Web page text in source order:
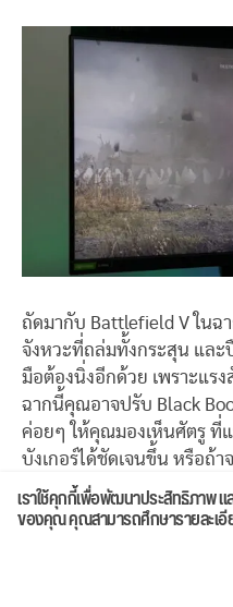
ถัดมากับ Battlefield V ในฉ
จังหวะที่ถล่มทั้งกระสุน และ
มือต้องนิ่งอีกด้วย เพราะแร
ฉากนี้คุณอาจปรับ Black
ค่อยๆ ให้คุณมองเห็นศัตรู ที่
บังเกอร์ได้ชัดเจนขึ้น หรือถ้า
ไปเลยถ้าคุณชอบ
เราใช้คุกกี้เพื่อพัฒนาประสิทธิภาพ
ของคุณ คุณสามารถศึกษารายละเ